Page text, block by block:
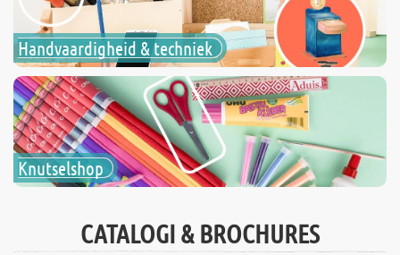
Handvaardigheid & techniek
Knutselshop
CATALOGI & BROCHURES